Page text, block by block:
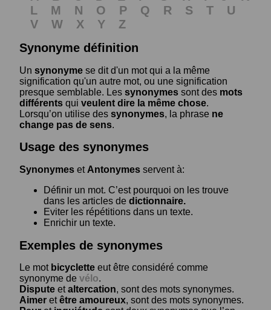
L
M N O P Q R S T
U
V
W X Y
Z
Synonyme définition
Un synonyme se dit d'un mot qui a la même
signification qu'un autre mot, ou une signification
presque semblable. Les synonymes sont des mots
différents qui veulent dire la même chose.
Lorsqu’on utilise des synonymes, la phrase ne
change pas de sens.
Usage des synonymes
Synonymes et Antonymes servent à:
Définir un mot. C’est pourquoi on les trouve
dans les articles de dictionnaire.
Eviter les répétitions dans un texte.
Enrichir un texte.
Exemples de synonymes
Le mot bicyclette eut être considéré comme
synonyme de vélo.
Dispute etaltercation, sont des mots synonymes.
Aimer etêtre amoureux, sont des mots synonymes.